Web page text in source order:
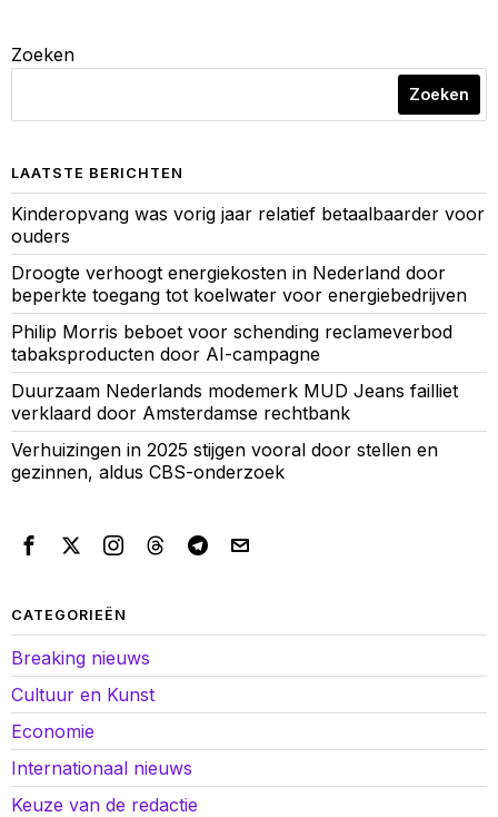
Zoeken
Zoeken
LAATSTE BERICHTEN
Kinderopvang was vorig jaar relatief betaalbaarder voor
ouders
Droogte verhoogt energiekosten in Nederland door
beperkte toegang tot koelwater voor energiebedrijven
Philip Morris beboet voor schending reclameverbod
tabaksproducten door AI-campagne
Duurzaam Nederlands modemerk MUD Jeans failliet
verklaard door Amsterdamse rechtbank
Verhuizingen in 2025 stijgen vooral door stellen en
gezinnen, aldus CBS-onderzoek
CATEGORIEËN
Breaking nieuws
Cultuur en Kunst
Economie
Internationaal nieuws
Keuze van de redactie